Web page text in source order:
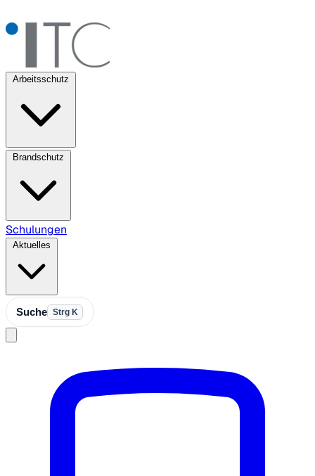
Arbeitsschutz
Brandschutz
Schulungen
Aktuelles
Suche Strg K